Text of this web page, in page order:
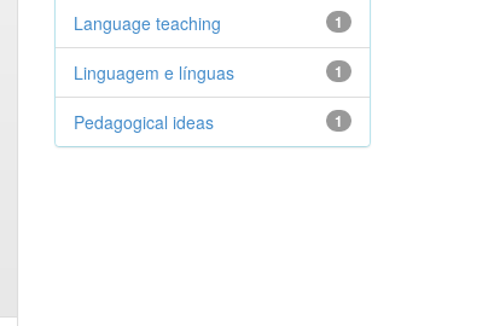
1
Language teaching
1
Linguagem e línguas
1
Pedagogical ideas